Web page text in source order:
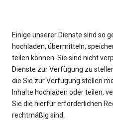
Einige unserer Dienste sind so
hochladen, übermitteln,
teilen können. Sie sind nicht
Dienste zur Verfügung zu
die Sie zur Verfügung stellen
Inhalte hochladen oder teilen,
Sie die hierfür erforderlichen
rechtmäßig sind.